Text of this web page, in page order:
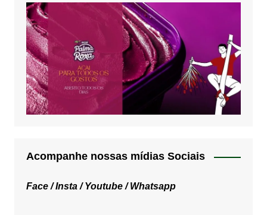
Acompanhe nossas mídias Sociais
Face /Insta /Youtube /Whatsapp